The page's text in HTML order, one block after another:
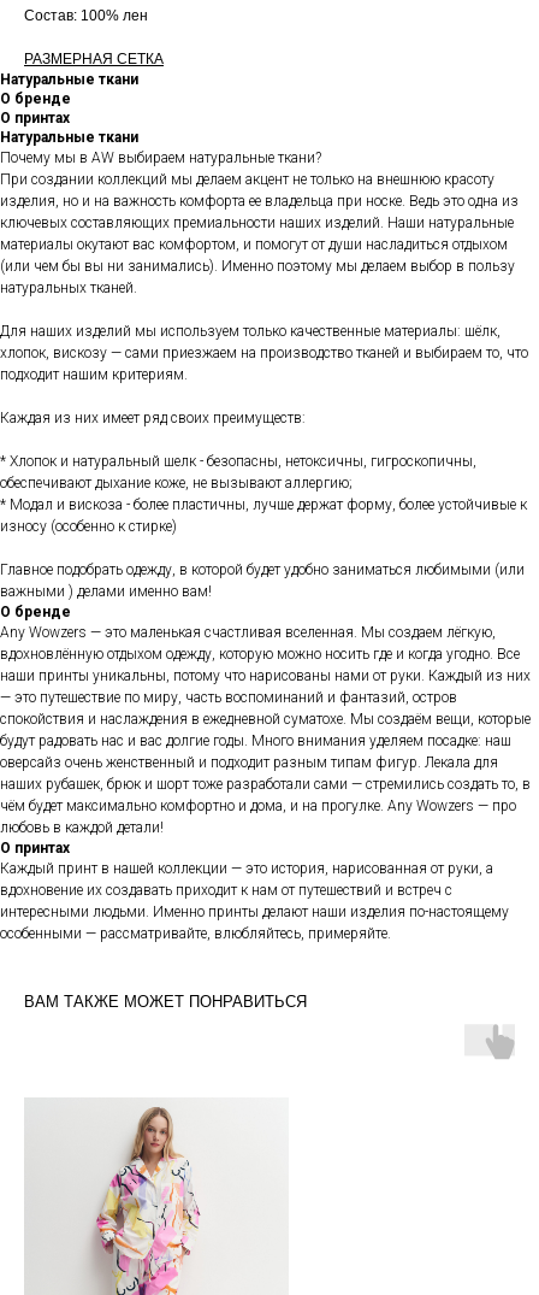
Состав: 100% лен
РАЗМЕРНАЯ СЕТКА
Натуральные ткани
О бренде
О принтах
Натуральные ткани
Почему мы в AW выбираем натуральные ткани?
При создании коллекций мы делаем акцент не только на внешнюю красоту
изделия, но и на важность комфорта ее владельца при носке. Ведь это одна из
ключевых составляющих премиальности наших изделий. Наши натуральные
материалы окутают вас комфортом, и помогут от души насладиться отдыхом
(или чем бы вы ни занимались). Именно поэтому мы делаем выбор в пользу
натуральных тканей.
Для наших изделий мы используем только качественные материалы: шёлк,
хлопок, вискозу — сами приезжаем на производство тканей и выбираем то, что
подходит нашим критериям.
Каждая из них имеет ряд своих преимуществ:
* Хлопок и натуральный шелк - безопасны, нетоксичны, гигроскопичны,
обеспечивают дыхание коже, не вызывают аллергию;
* Модал и вискоза - более пластичны, лучше держат форму, более устойчивые к
износу (особенно к стирке)
Главное подобрать одежду, в которой будет удобно заниматься любимыми (или
важными ) делами именно вам!
О бренде
Any Wowzers — это маленькая счастливая вселенная. Мы создаем лёгкую,
вдохновлённую отдыхом одежду, которую можно носить где и когда угодно. Все
наши принты уникальны, потому что нарисованы нами от руки. Каждый из них
— это путешествие по миру, часть воспоминаний и фантазий, остров
спокойствия и наслаждения в ежедневной суматохе. Мы создаём вещи, которые
будут радовать нас и вас долгие годы. Много внимания уделяем посадке: наш
оверсайз очень женственный и подходит разным типам фигур. Лекала для
наших рубашек, брюк и шорт тоже разработали сами — стремились создать то, в
чём будет максимально комфортно и дома, и на прогулке. Any Wowzers — про
любовь в каждой детали!
О принтах
Каждый принт в нашей коллекции — это история, нарисованная от руки, а
вдохновение их создавать приходит к нам от путешествий и встреч с
интересными людьми. Именно принты делают наши изделия по-настоящему
особенными — рассматривайте, влюбляйтесь, примеряйте.
ВАМ ТАКЖЕ МОЖЕТ ПОНРАВИТЬСЯ